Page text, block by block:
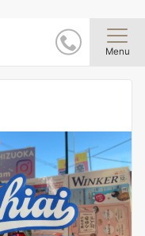
Menu